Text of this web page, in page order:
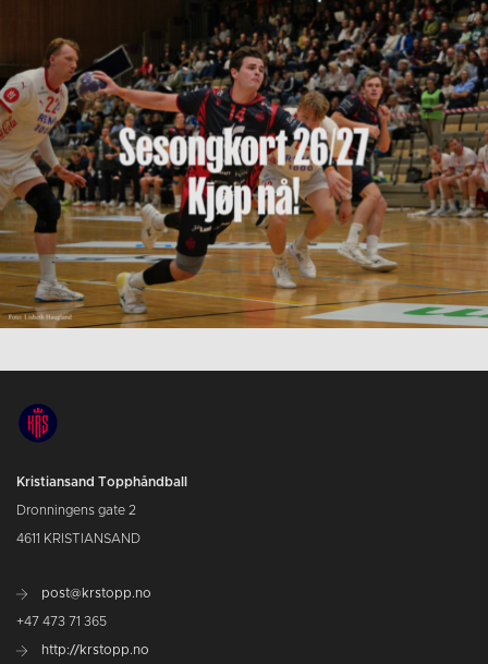
Kristiansand Topphåndball
Dronningens gate 2
4611 KRISTIANSAND
post@krstopp.no
+47 473 71 365
http://krstopp.no